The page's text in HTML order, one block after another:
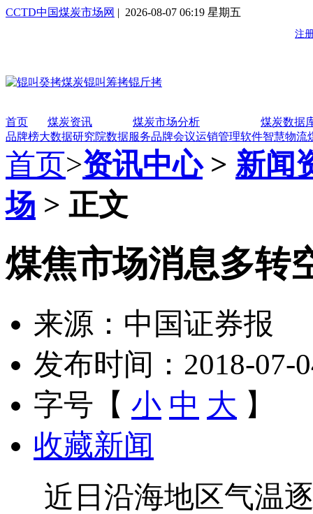
CCTD中国煤炭市场网 | 2026-08-07 06:19 星期五
首页 煤炭资讯 煤炭市场分析
煤炭数据
品牌榜大数据研究院数据服务品牌会议运销管理软件智慧物流
首页>资讯中心> 新闻
场 > 正文
煤焦市场消息多转
来源：中国证券报
发布时间：2018-07-
字号【 小 中 大 】
收藏新闻
近日沿海地区气温逐